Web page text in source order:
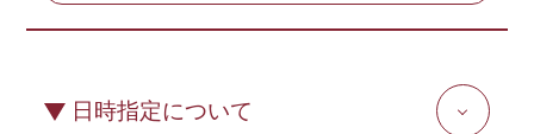
日時指定について